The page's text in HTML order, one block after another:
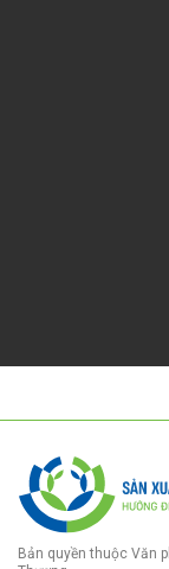
Bản quyền thuộc Văn